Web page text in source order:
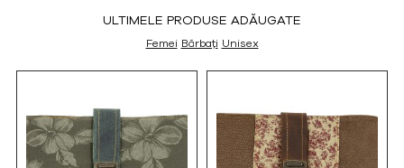
ULTIMELE PRODUSE ADĂUGATE
Femei Bărbați Unisex